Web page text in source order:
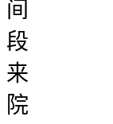
间
段
来
院